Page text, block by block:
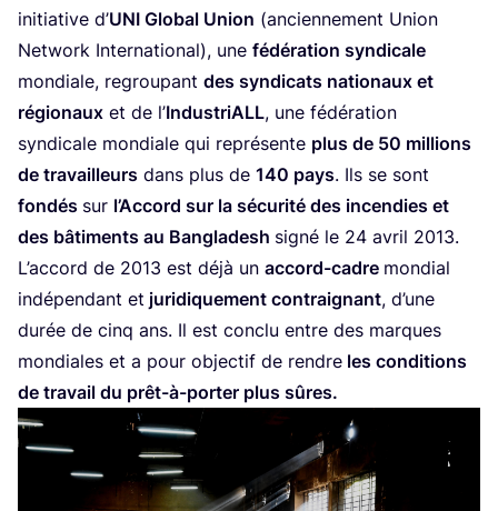
ini­tia­tive d’UNI Glo­bal Union (ancien­ne­ment Union
Net­work Inter­na­tio­nal), une fédé­ra­tion syn­di­cale
mon­diale, regrou­pant des syn­di­cats natio­naux et
régio­naux et de l’Indus­triALL, une fédé­ra­tion
syn­di­cale mon­diale qui repré­sente plus de 50 mil­lions
de tra­vailleurs dans plus de 140 pays. Ils se sont
fon­dés sur l’Ac­cord sur la sécu­ri­té des incen­dies et
des bâti­ments au Ban­gla­desh signé le 24 avril 2013.
L’ac­cord de 2013 est déjà un accord-cadre mon­dial
indé­pen­dant et juri­di­que­ment contrai­gnant, d’une
durée de cinq ans. Il est conclu entre des marques
mon­diales et a pour objec­tif de rendre les condi­tions
de tra­vail du prêt-à-por­ter plus sûres.